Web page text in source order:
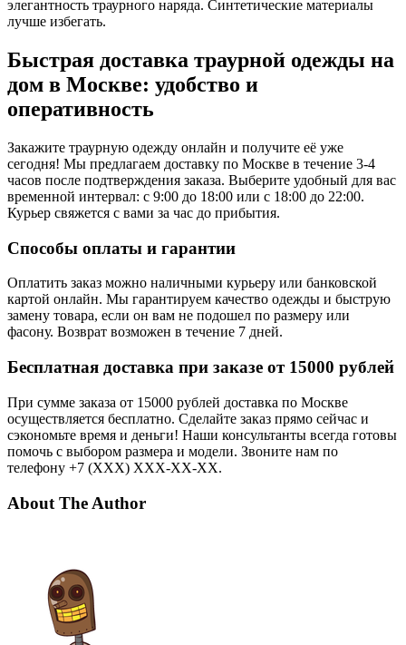
элегантность траурного наряда. Синтетические материалы
лучше избегать.
Быстрая доставка траурной одежды на
дом в Москве: удобство и
оперативность
Закажите траурную одежду онлайн и получите её уже
сегодня! Мы предлагаем доставку по Москве в течение 3-4
часов после подтверждения заказа. Выберите удобный для вас
временной интервал: с 9:00 до 18:00 или с 18:00 до 22:00.
Курьер свяжется с вами за час до прибытия.
Способы оплаты и гарантии
Оплатить заказ можно наличными курьеру или банковской
картой онлайн. Мы гарантируем качество одежды и быструю
замену товара, если он вам не подошел по размеру или
фасону. Возврат возможен в течение 7 дней.
Бесплатная доставка при заказе от 15000 рублей
При сумме заказа от 15000 рублей доставка по Москве
осуществляется бесплатно. Сделайте заказ прямо сейчас и
сэкономьте время и деньги! Наши консультанты всегда готовы
помочь с выбором размера и модели. Звоните нам по
телефону +7 (XXX) XXX-XX-XX.
About The Author